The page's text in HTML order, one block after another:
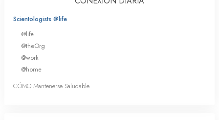
Scientologists @life
@life
@theOrg
@work
@home
CÓMO Mantenerse Saludable